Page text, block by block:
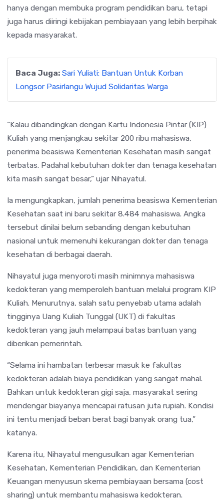
hanya dengan membuka program pendidikan baru, tetapi
juga harus diiringi kebijakan pembiayaan yang lebih berpihak
kepada masyarakat.
Baca Juga: Sari Yuliati: Bantuan Untuk Korban
Longsor Pasirlangu Wujud Solidaritas Warga
“Kalau dibandingkan dengan Kartu Indonesia Pintar (KIP)
Kuliah yang menjangkau sekitar 200 ribu mahasiswa,
penerima beasiswa Kementerian Kesehatan masih sangat
terbatas. Padahal kebutuhan dokter dan tenaga kesehatan
kita masih sangat besar,” ujar Nihayatul.
Ia mengungkapkan, jumlah penerima beasiswa Kementerian
Kesehatan saat ini baru sekitar 8.484 mahasiswa. Angka
tersebut dinilai belum sebanding dengan kebutuhan
nasional untuk memenuhi kekurangan dokter dan tenaga
kesehatan di berbagai daerah.
Nihayatul juga menyoroti masih minimnya mahasiswa
kedokteran yang memperoleh bantuan melalui program KIP
Kuliah. Menurutnya, salah satu penyebab utama adalah
tingginya Uang Kuliah Tunggal (UKT) di fakultas
kedokteran yang jauh melampaui batas bantuan yang
diberikan pemerintah.
“Selama ini hambatan terbesar masuk ke fakultas
kedokteran adalah biaya pendidikan yang sangat mahal.
Bahkan untuk kedokteran gigi saja, masyarakat sering
mendengar biayanya mencapai ratusan juta rupiah. Kondisi
ini tentu menjadi beban berat bagi banyak orang tua,”
katanya.
Karena itu, Nihayatul mengusulkan agar Kementerian
Kesehatan, Kementerian Pendidikan, dan Kementerian
Keuangan menyusun skema pembiayaan bersama (cost
sharing) untuk membantu mahasiswa kedokteran.